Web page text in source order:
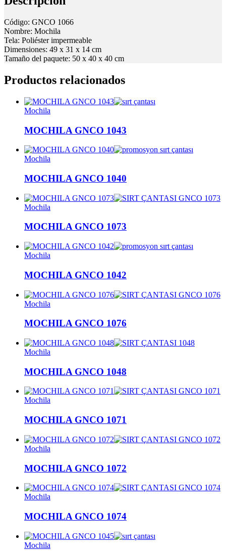
Código: GNCO 1066
Nombre: Mochila
Tela: Poliéster impermeable
Dimensiones: 49 x 31 x 14 cm
Tamaño del paquete: 50 x 40 x 40 cm
Productos relacionados
Mochila
MOCHILA GNCO 1043
Mochila
MOCHILA GNCO 1040
Mochila
MOCHILA GNCO 1073
Mochila
MOCHILA GNCO 1042
Mochila
MOCHILA GNCO 1076
Mochila
MOCHILA GNCO 1048
Mochila
MOCHILA GNCO 1071
Mochila
MOCHILA GNCO 1072
Mochila
MOCHILA GNCO 1074
Mochila